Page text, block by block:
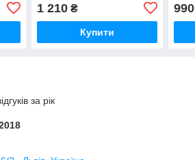
1 210₴
Купити
990
за рік